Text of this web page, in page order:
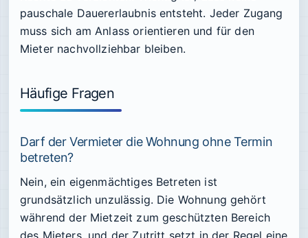
pauschale Dauererlaubnis entsteht. Jeder Zugang
muss sich am Anlass orientieren und für den
Mieter nachvollziehbar bleiben.
Häufige Fragen
Darf der Vermieter die Wohnung ohne Termin
betreten?
Nein, ein eigenmächtiges Betreten ist
grundsätzlich unzulässig. Die Wohnung gehört
während der Mietzeit zum geschützten Bereich
des Mieters, und der Zutritt setzt in der Regel eine